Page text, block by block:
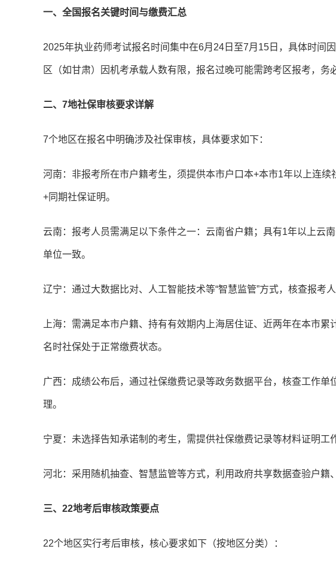
一、全国报名关键时间与缴费汇总
2025年执业药师考试报名时间集中在6月24日至7月15日，具体时间
区（如甘肃）因机考承载人数有限，报名过晚可能需跨考区报考，务
二、7地社保审核要求详解
7个地区在报名中明确涉及社保审核，具体要求如下：
河南：非报考所在市户籍考生，须提供本市户口本+本市1年以上连
+同期社保证明。
云南：报考人员需满足以下条件之一：云南省户籍；具有1年以上云
单位一致。
辽宁：通过大数据比对、人工智能技术等“智慧监管”方式，核查报考
上海：需满足本市户籍、持有有效期内上海居住证、近两年在本市
名时社保处于正常缴费状态。
广西：成绩公布后，通过社保缴费记录等政务数据平台，核查工作
理。
宁夏：未选择告知承诺制的考生，需提供社保缴费记录等材料证明工
河北：采用随机抽查、智慧监管等方式，利用政府共享数据查验户籍
三、22地考后审核政策要点
22个地区实行考后审核，核心要求如下（按地区分类）：